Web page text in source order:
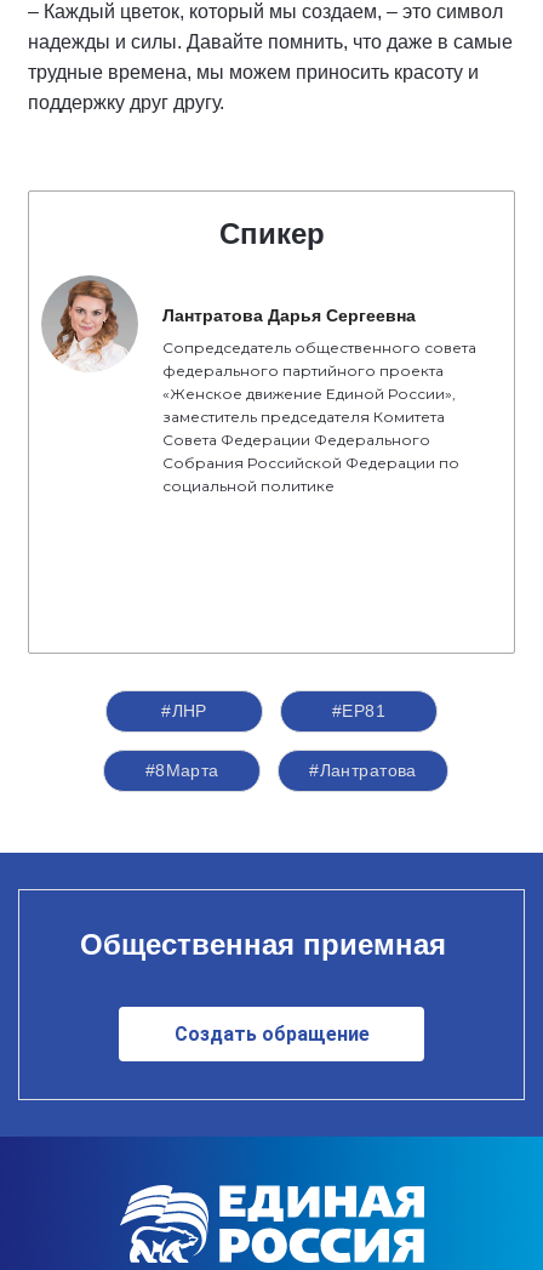
‒ Каждый цветок, который мы создаем, ‒ это символ
надежды и силы. Давайте помнить, что даже в самые
трудные времена, мы можем приносить красоту и
поддержку друг другу.
Спикер
Лантратова Дарья Сергеевна
Сопредседатель общественного совета
федерального партийного проекта
«Женское движение Единой России»,
заместитель председателя Комитета
Совета Федерации Федерального
Собрания Российской Федерации по
социальной политике
#ЛНР #ЕР81
#8Марта #Лантратова
Общественная приемная
Создать обращение